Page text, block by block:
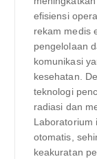
efisiensi
rekam medis
pengelolaan
komunikasi
kesehatan.
teknologi
radiasi dan
Laboratorium
otomatis,
keakuratan